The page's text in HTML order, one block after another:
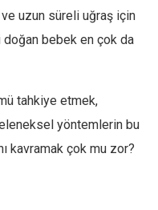
uzun süreli uğraş için
bebek en çok da
tahkiye etmek,
yöntemlerin bu
kavramak çok mu zor?